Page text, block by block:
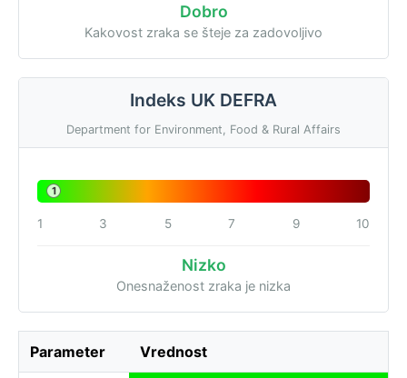
Dobro
Kakovost zraka se šteje za zadovoljivo
Indeks UK DEFRA
Department for Environment, Food & Rural Affairs
1
1 3 5 7 9 10
Nizko
Onesnaženost zraka je nizka
Parameter Vrednost